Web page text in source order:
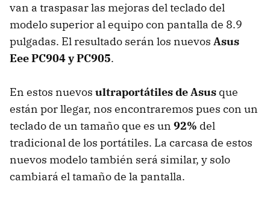
van a traspasar las mejoras del teclado del
modelo superior al equipo con pantalla de 8.9
pulgadas. El resultado serán los nuevos Asus
Eee PC904 y PC905.
En estos nuevos ultraportátiles de Asus que
están por llegar, nos encontraremos pues con un
teclado de un tamaño que es un 92% del
tradicional de los portátiles. La carcasa de estos
nuevos modelo también será similar, y solo
cambiará el tamaño de la pantalla.